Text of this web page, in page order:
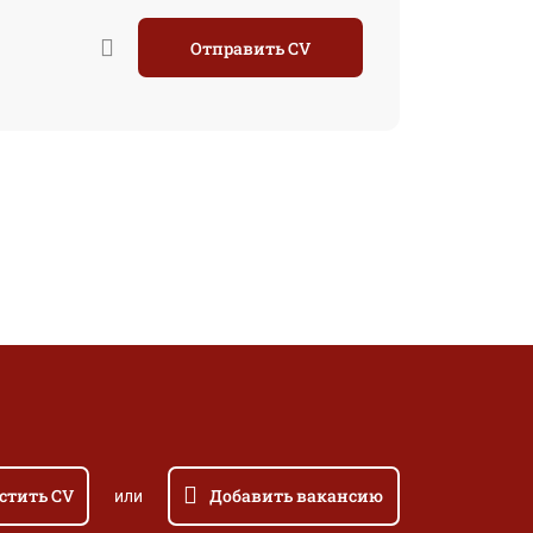
Отправить CV
CV или Добавить вакансию